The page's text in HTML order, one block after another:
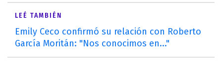
LEÉ TAMBIÉN
Emily Ceco confirmó su relación con Roberto
García Moritán: "Nos conocimos en..."